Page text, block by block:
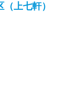
上七軒）